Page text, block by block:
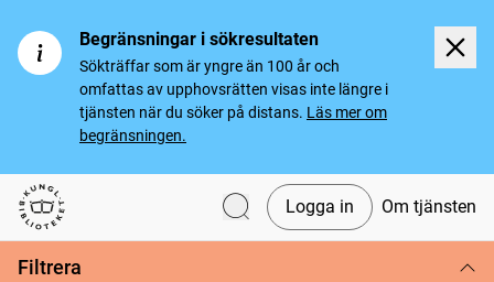
Begränsningar i sökresultaten
Sökträffar som är yngre än 100 år och
omfattas av upphovsrätten visas inte längre i
tjänsten när du söker på distans. Läs mer om
begränsningen.
Svenska tidningar
Logga in Om tjänsten
Filtrera